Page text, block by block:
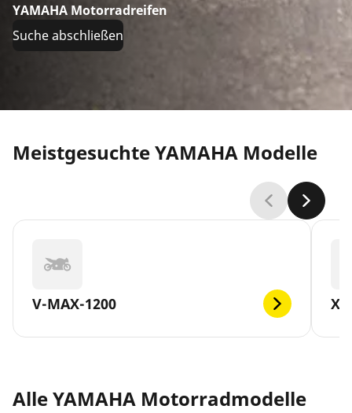
YAMAHA Motorradreifen
Suche abschließen
Meistgesuchte YAMAHA Modelle
V-MAX-1200
Alle YAMAHA Motorradmodelle